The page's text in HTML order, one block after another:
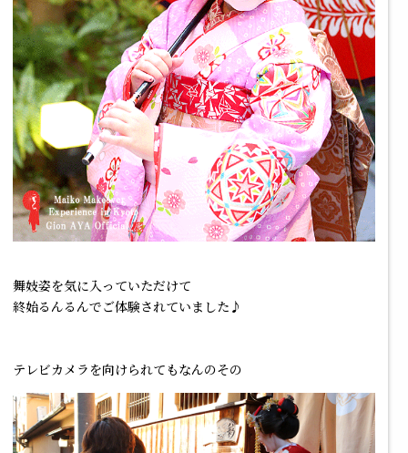
舞妓姿を気に入っていただけて
終始るんるんでご体験されていました♪
テレビカメラを向けられてもなんのその